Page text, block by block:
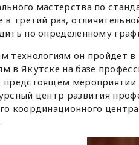
мастерства по
в третий раз,
по определенному
технологиям он пройдет
в Якутске на базе
предстоящем
центр развития
координационного
.